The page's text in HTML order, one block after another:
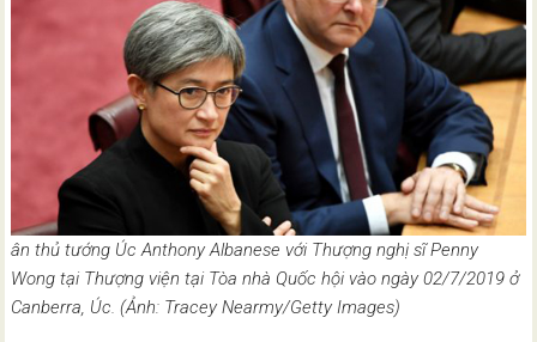
ân thủ tướng Úc Anthony Albanese với Thượng nghị sĩ Penny
Wong tại Thượng viện tại Tòa nhà Quốc hội vào ngày 02/7/2019 ở
Canberra, Úc. (Ảnh: Tracey Nearmy/Getty Images)